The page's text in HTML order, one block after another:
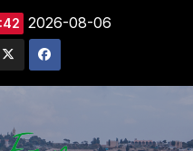
2026-08-06